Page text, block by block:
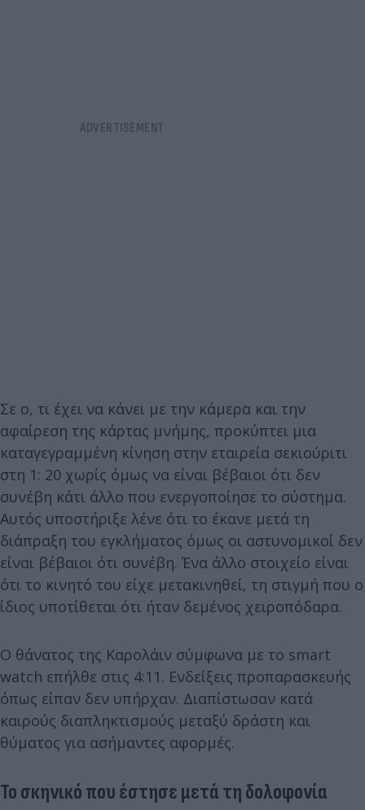
Σε ο, τι έχει να κάνει με την κάμερα και την
αφαίρεση της κάρτας μνήμης, προκύπτει μια
καταγεγραμμένη κίνηση στην εταιρεία σεκιούριτι
στη 1: 20 χωρίς όμως να είναι βέβαιοι ότι δεν
συνέβη κάτι άλλο που ενεργοποίησε το σύστημα.
Αυτός υποστήριξε λένε ότι το έκανε μετά τη
διάπραξη του εγκλήματος όμως οι αστυνομικοί δεν
είναι βέβαιοι ότι συνέβη. Ένα άλλο στοιχείο είναι
ότι το κινητό του είχε μετακινηθεί, τη στιγμή που ο
ίδιος υποτίθεται ότι ήταν δεμένος χειροπόδαρα.
Ο θάνατος της Καρολάιν σύμφωνα με το smart
watch επήλθε στις 4:11. Ενδείξεις προπαρασκευής
όπως είπαν δεν υπήρχαν. Διαπίστωσαν κατά
καιρούς διαπληκτισμούς μεταξύ δράστη και
θύματος για ασήμαντες αφορμές.
Το σκηνικό που έστησε μετά τη δολοφονία